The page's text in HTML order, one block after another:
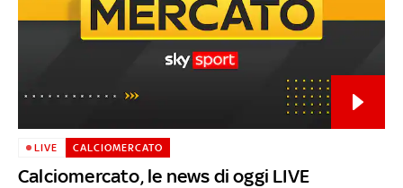
Calciomercato, le news di oggi LIVE
LIVE CALCIOMERCATO